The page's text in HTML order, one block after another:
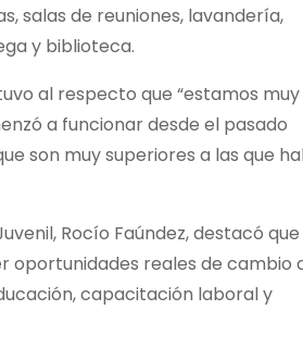
salas de reuniones, lavandería,
y biblioteca.
al respecto que “estamos muy
a funcionar desde el pasado
son muy superiores a las que
Rocío Faúndez, destacó que
oportunidades reales de cambio
capacitación laboral y